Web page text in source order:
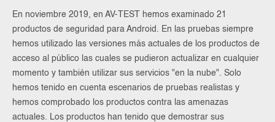
En noviembre 2019, en AV-TEST hemos examinado 21
productos de seguridad para Android. En las pruebas siempre
hemos utilizado las versiones más actuales de los productos de
acceso al público las cuales se pudieron actualizar en cualquier
momento y también utilizar sus servicios "en la nube". Solo
hemos tenido en cuenta escenarios de pruebas realistas y
hemos comprobado los productos contra las amenazas
actuales. Los productos han tenido que demostrar sus